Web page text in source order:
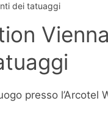
dei tatuaggi
presso l’Arcotel